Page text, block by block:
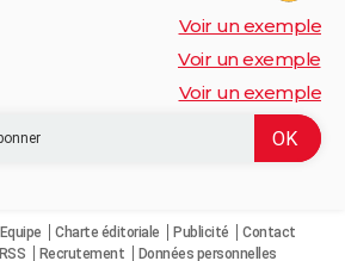
Voir un exemple
Voir un exemple
Voir un exemple
Equipe Charte éditoriale Publicité
Contact
RSS Recrutement Données personnelles